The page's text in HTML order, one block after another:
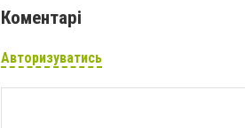
Коментарі
Авторизуватись